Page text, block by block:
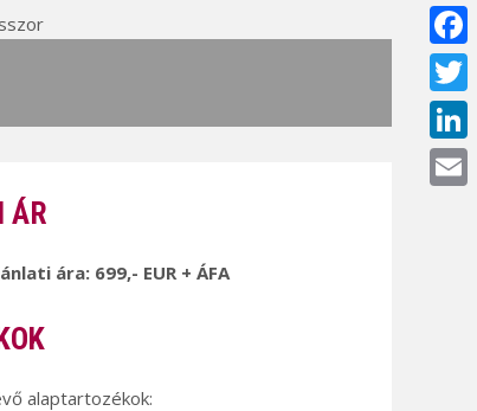
ÁR
ára: 699,- EUR + ÁFA
alaptartozékok: